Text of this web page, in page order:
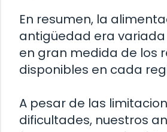
En resumen, la
antigüedad era
en gran medida de los
disponibles en cada
A pesar de las
dificultades, nuestros